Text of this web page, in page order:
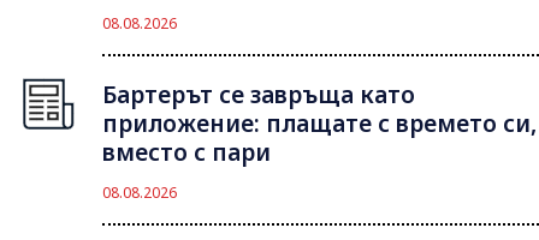
08.08.2026
Бартерът се завръща като
приложение: плащате с времето си,
вместо с пари
08.08.2026